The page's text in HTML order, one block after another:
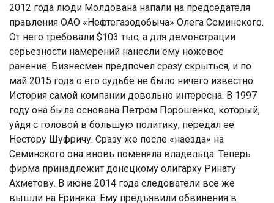
2012 года люди Молдована напали на председателя
правления ОАО «Нефтегазодобыча» Олега Семинского.
От него требовали $103 тыс, а для демонстрации
серьезности намерений нанесли ему ножевое
ранение. Бизнесмен предпочел сразу скрыться, и по
май 2015 года о его судьбе не было ничего известно.
История самой компании довольно интересна. В 1997
году она была основана Петром Порошенко, который,
уйдя с головой в большую политику, передал ее
Нестору Шуфричу. Сразу же после «наезда» на
Семинского она вновь поменяла владельца. Теперь
фирма принадлежит донецкому олигарху Ринату
Ахметову. В июне 2014 года следователи все же
вышли на Ериняка. Ему предъявили обвинения в